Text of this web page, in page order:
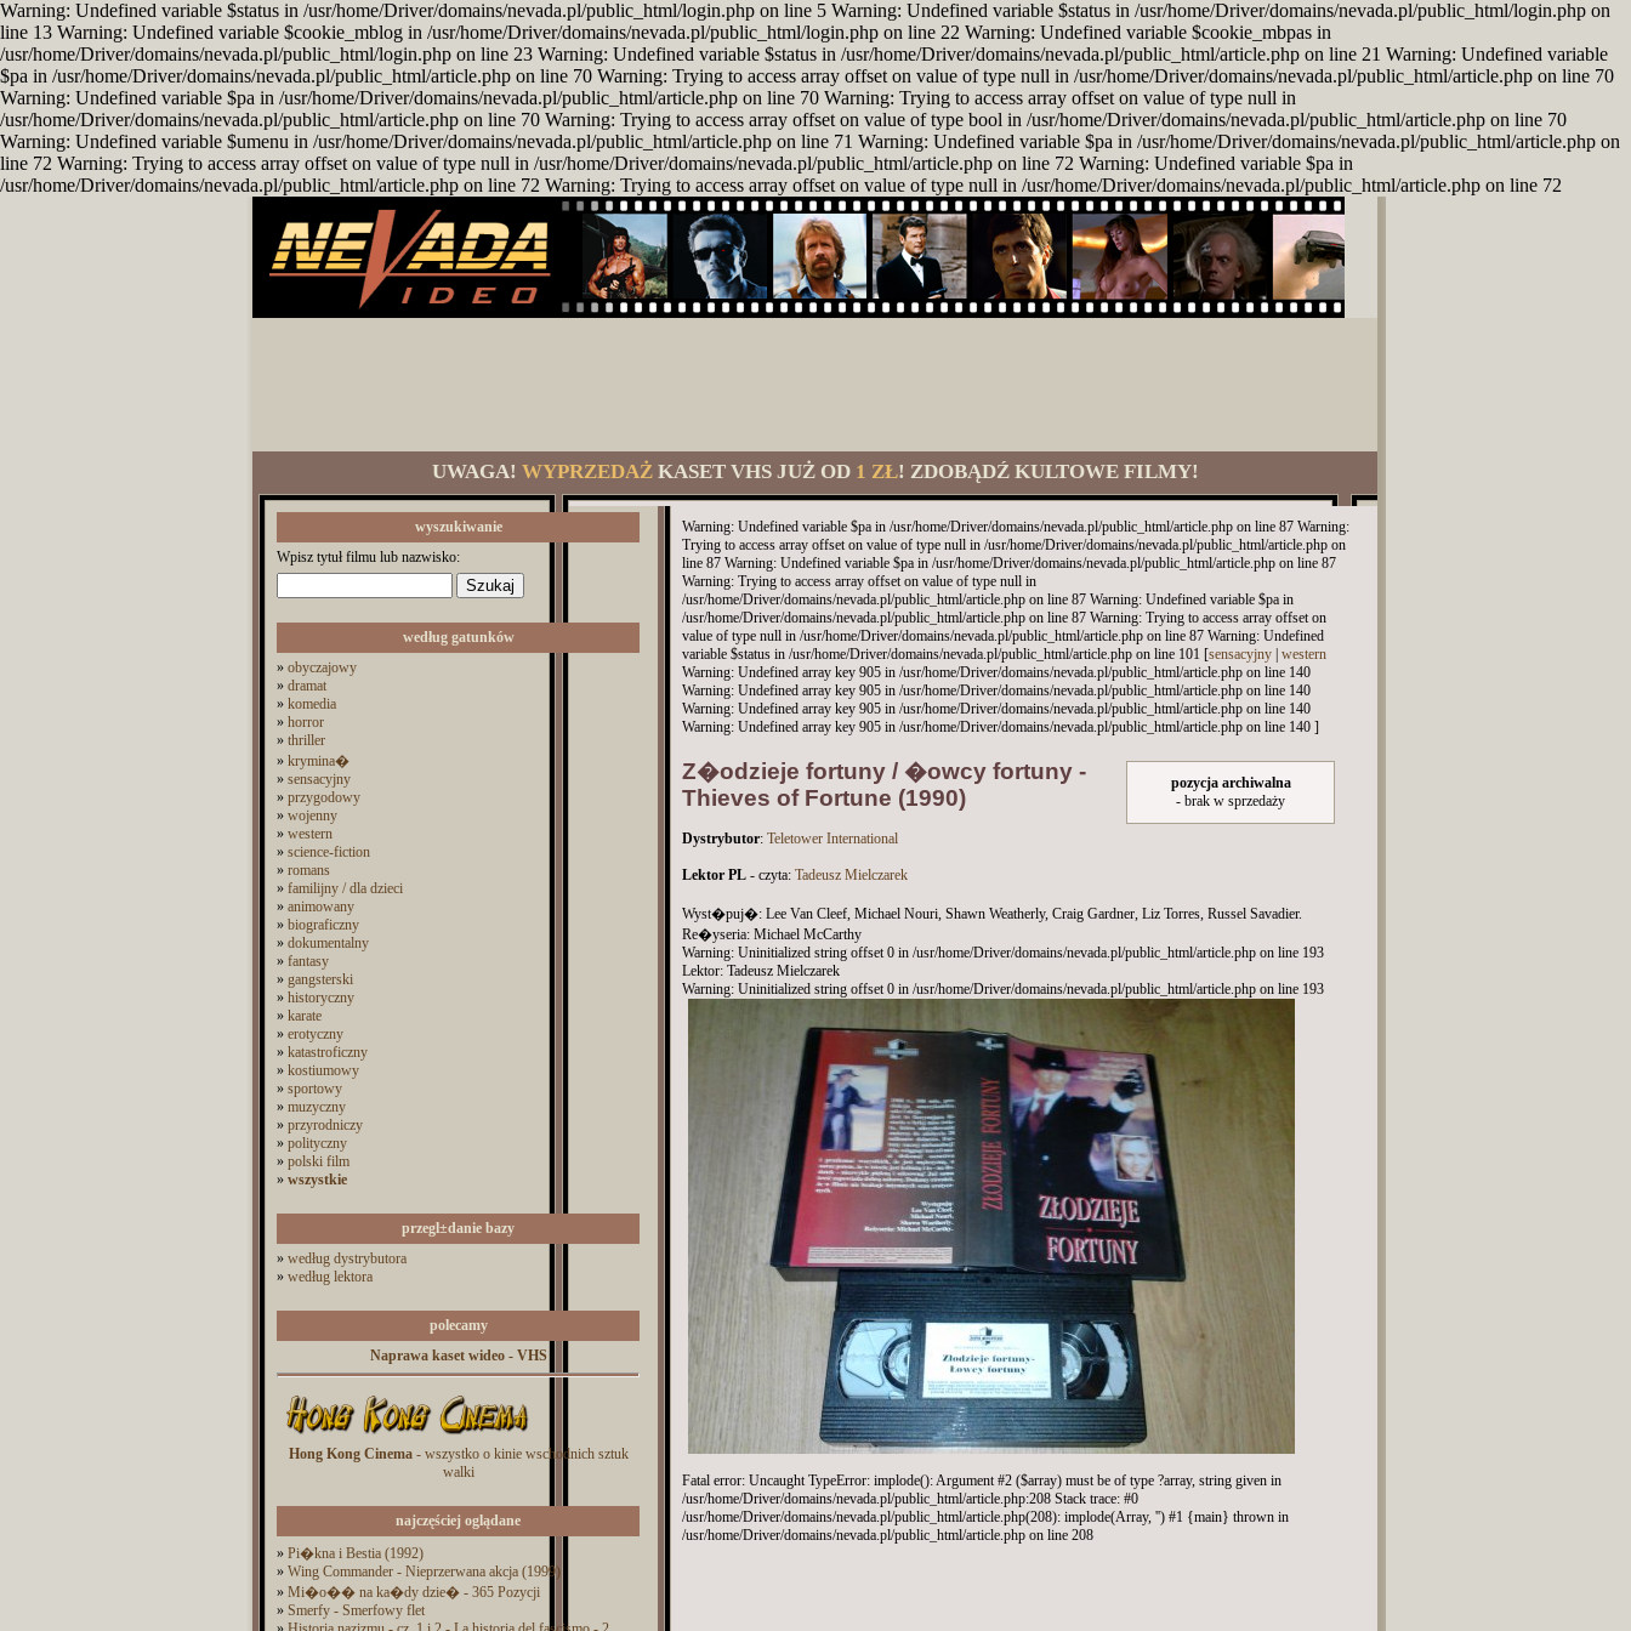
Warning: Undefined variable $status in /usr/home/Driver/domains/nevada.pl/public_html/login.php on line 5 Warning: Undefined variable $status in /usr/home/Driver/domains/nevada.pl/public_html/login.php on
line 13 Warning: Undefined variable $cookie_mblog in /usr/home/Driver/domains/nevada.pl/public_html/login.php on line 22 Warning: Undefined variable $cookie_mbpas in
/usr/home/Driver/domains/nevada.pl/public_html/login.php on line 23 Warning: Undefined variable $status in /usr/home/Driver/domains/nevada.pl/public_html/article.php on line 21 Warning: Undefined variable
$pa in /usr/home/Driver/domains/nevada.pl/public_html/article.php on line 70 Warning: Trying to access array offset on value of type null in /usr/home/Driver/domains/nevada.pl/public_html/article.php on line 70
Warning: Undefined variable $pa in /usr/home/Driver/domains/nevada.pl/public_html/article.php on line 70 Warning: Trying to access array offset on value of type null in
/usr/home/Driver/domains/nevada.pl/public_html/article.php on line 70 Warning: Trying to access array offset on value of type bool in /usr/home/Driver/domains/nevada.pl/public_html/article.php on line 70
Warning: Undefined variable $umenu in /usr/home/Driver/domains/nevada.pl/public_html/article.php on line 71 Warning: Undefined variable $pa in /usr/home/Driver/domains/nevada.pl/public_html/article.php on
line 72 Warning: Trying to access array offset on value of type null in /usr/home/Driver/domains/nevada.pl/public_html/article.php on line 72 Warning: Undefined variable $pa in
/usr/home/Driver/domains/nevada.pl/public_html/article.php on line 72 Warning: Trying to access array offset on value of type null in /usr/home/Driver/domains/nevada.pl/public_html/article.php on line 72
UWAGA! WYPRZEDAŻKASET VHS JUŻ OD 1 ZŁ! ZDOBĄDŹ KULTOWE FILMY!
wyszukiwanie
Wpisz tytuł filmu lub nazwisko:
według gatunków
» obyczajowy
» dramat
» komedia
» horror
» thriller
» krymina�
» sensacyjny
» przygodowy
» wojenny
» western
» science-fiction
» romans
» familijny / dla dzieci
» animowany
» biograficzny
» dokumentalny
» fantasy
» gangsterski
» historyczny
» karate
» erotyczny
» katastroficzny
» kostiumowy
» sportowy
» muzyczny
» przyrodniczy
» polityczny
» polski film
» wszystkie
przegl±danie bazy
» według dystrybutora
» według lektora
polecamy
Naprawa kaset wideo - VHS
Hong Kong Cinema- wszystko o kinie wschodnich sztuk
walki
najczęściej oglądane
» Pi�kna i Bestia (1992)
» Wing Commander - Nieprzerwana akcja (1999)
» Mi�o�� na ka�dy dzie� - 365 Pozycji
» Smerfy - Smerfowy flet
Warning: Undefined variable $pa in /usr/home/Driver/domains/nevada.pl/public_html/article.php on line 87 Warning:
Trying to access array offset on value of type null in /usr/home/Driver/domains/nevada.pl/public_html/article.php on
line 87 Warning: Undefined variable $pa in /usr/home/Driver/domains/nevada.pl/public_html/article.php on line 87
Warning: Trying to access array offset on value of type null in
/usr/home/Driver/domains/nevada.pl/public_html/article.php on line 87 Warning: Undefined variable $pa in
/usr/home/Driver/domains/nevada.pl/public_html/article.php on line 87 Warning: Trying to access array offset on
value of type null in /usr/home/Driver/domains/nevada.pl/public_html/article.php on line 87 Warning: Undefined
variable $status in /usr/home/Driver/domains/nevada.pl/public_html/article.php on line 101 [sensacyjny western
Warning: Undefined array key 905 in /usr/home/Driver/domains/nevada.pl/public_html/article.php on line 140
Warning: Undefined array key 905 in /usr/home/Driver/domains/nevada.pl/public_html/article.php on line 140
Warning: Undefined array key 905 in /usr/home/Driver/domains/nevada.pl/public_html/article.php on line 140
Warning: Undefined array key 905 in /usr/home/Driver/domains/nevada.pl/public_html/article.php on line 140 ]
pozycja archiwalna
- brak w sprzedaży
Z�odzieje fortuny / �owcy fortuny -
Thieves of Fortune (1990)
Dystrybutor: Teletower International
Lektor PL - czyta: Tadeusz Mielczarek
Wyst�puj�: Lee Van Cleef, Michael Nouri, Shawn Weatherly, Craig Gardner, Liz Torres, Russel Savadier.
Re�yseria: Michael McCarthy
Warning: Uninitialized string offset 0 in /usr/home/Driver/domains/nevada.pl/public_html/article.php on line 193
Lektor: Tadeusz Mielczarek
Warning: Uninitialized string offset 0 in /usr/home/Driver/domains/nevada.pl/public_html/article.php on line 193
Fatal error: Uncaught TypeError: implode(): Argument #2 ($array) must be of type ?array, string given in
/usr/home/Driver/domains/nevada.pl/public_html/article.php:208 Stack trace: #0
/usr/home/Driver/domains/nevada.pl/public_html/article.php(208): implode(Array, '') #1 {main} thrown in
/usr/home/Driver/domains/nevada.pl/public_html/article.php on line 208